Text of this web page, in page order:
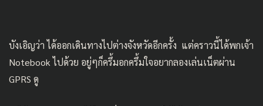
บังเอิญว่า ได้ออกเดินทางไปต่างจังหวัดอีกครั้ง แต่คราวนี้ได้พกเจ้า
Notebook ไปด้วย อยู่ๆก็ครึ้มอกครึ้มใจอยากลองเล่นเน็ตผ่าน
GPRS ดู